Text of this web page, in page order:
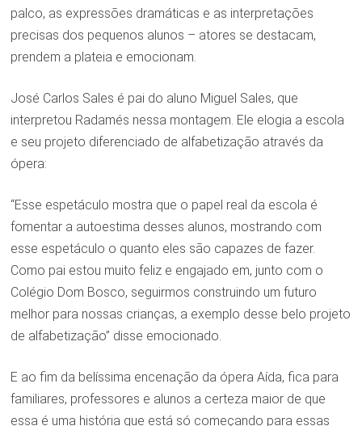
palco, as expressões dramáticas e as interpretações
precisas dos pequenos alunos – atores se destacam,
prendem a plateia e emocionam.
José Carlos Sales é pai do aluno Miguel Sales, que
interpretou Radamés nessa montagem. Ele elogia a escola
e seu projeto diferenciado de alfabetização através da
ópera:
“Esse espetáculo mostra que o papel real da escola é
fomentar a autoestima desses alunos, mostrando com
esse espetáculo o quanto eles são capazes de fazer.
Como pai estou muito feliz e engajado em, junto com o
Colégio Dom Bosco, seguirmos construindo um futuro
melhor para nossas crianças, a exemplo desse belo projeto
de alfabetização” disse emocionado.
E ao fim da belíssima encenação da ópera Aída, fica para
familiares, professores e alunos a certeza maior de que
essa é uma história que está só começando para essas